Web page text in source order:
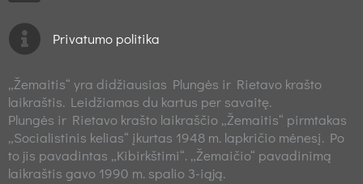
Privatumo politika
„Žemaitis“ yra didžiausias Plungės ir Rietavo krašto
laikraštis. Leidžiamas du kartus per savaitę.
Plungės ir Rietavo krašto laikraščio „Žemaitis“ pirmtakas
„Socialistinis kelias“ įkurtas 1948 m. lapkričio mėnesį. Po
to jis pavadintas „Kibirkštimi“. „Žemaičio“ pavadinimą
laikraštis gavo 1990 m. spalio 3-iąją.